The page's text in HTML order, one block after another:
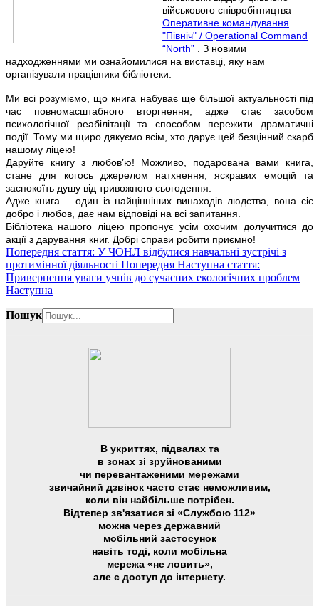
військового співробітництва
Оперативне командування
"Північ" / Operational Command
“North” . З новими
надходженнями ми ознайомилися на виставці, яку нам
організували працівники бібліотеки.
Ми всі розуміємо, що книга набуває ще більшої актуальності під
час повномасштабного вторгнення, адже стає засобом
психологічної реабілітації та способом пережити драматичні
події. Тому ми щиро дякуємо всім, хто дарує цей безцінний скарб
нашому ліцею!
Даруйте книгу з любов’ю! Можливо, подарована вами книга,
стане для когось джерелом натхнення, яскравих емоцій та
заспокоїть душу від тривожного сьогодення.
Адже книга – один із найцінніших винаходів людства, вона сіє
добро і любов, дає нам відповіді на всі запитання.
Бібліотека нашого ліцею пропонує усім охочим долучитися до
акції з дарування книг. Добрі справи робити приємно!
Попередня стаття: У ЧОНЛ відбулися навчальні зустрічі з
протимінної діяльності Попередня Наступна стаття:
Привернення уваги учнів до сучасних екологічних проблем
Наступна
Пошук
В укриттях, підвалах та
в зонах зі зруйнованими
чи перевантаженими мережами
звичайний дзвінок часто стає неможливим,
коли він найбільше потрібен.
Відтепер зв'язатися зі «Службою 112»
можна через державний
мобільний застосунок
навіть тоді, коли мобільна
мережа «не ловить»,
але є доступ до інтернету.